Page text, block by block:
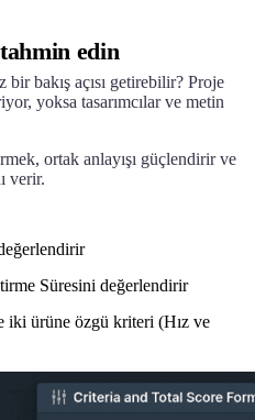
edin
bakış açısı getirebilir? Proje
yoksa tasarımcılar ve metin
ortak anlayışı güçlendirir ve
verir.
Süresini değerlendirir
iki ürüne özgü kriteri (Hız ve